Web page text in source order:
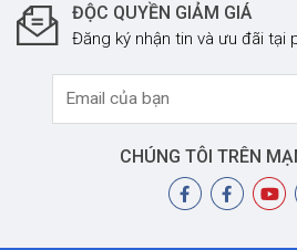
ĐỘC QUYỀN GIẢM GIÁ
Đăng ký nhận tin và ưu đãi tại
CHÚNG TÔI TRÊN